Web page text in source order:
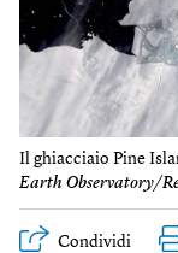
Il ghiacciaio Pine
Earth Observatory/
Condividi